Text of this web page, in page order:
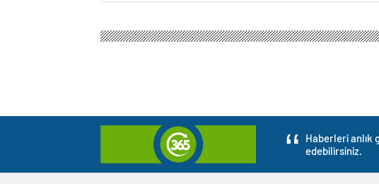
Haberleri anlık
edebilirsiniz.